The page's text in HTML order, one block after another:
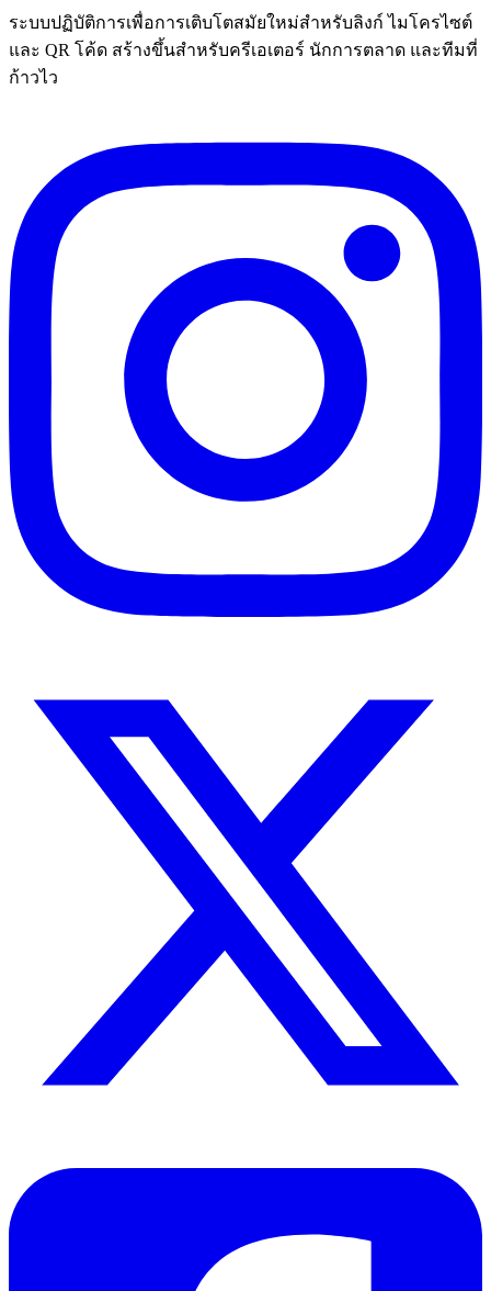
ระบบปฏิบัติการเพื่อการเติบโตสมัยใหม่สำหรับลิงก์ ไมโครไซต์
และ QR โค้ด สร้างขึ้นสำหรับครีเอเตอร์ นักการตลาด และทีมที่
ก้าวไว